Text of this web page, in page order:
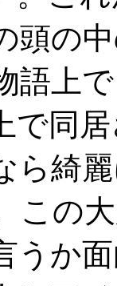
頭の
語上
で同
ら綺
この
うか